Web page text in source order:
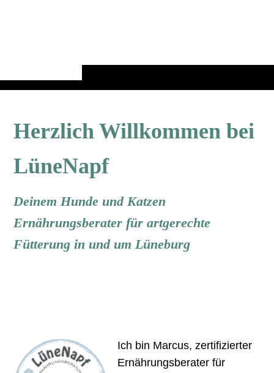
Herzlich Willkommen bei
LüneNapf
Deinem Hunde und Katzen
Ernährungsberater für artgerechte
Fütterungin und um Lüneburg
Ich bin Marcus, zertifizierter
Ernährungsberater für